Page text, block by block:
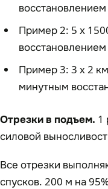
Пример 2: 5 x
Пример 3: 3 х 2
минутным
Отрезки в подъем. 1
силовой
Все отрезки
спусков. 200 м на